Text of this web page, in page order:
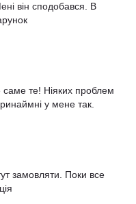
він сподобався. В
саме те! Ніяких проблем
у мене так.
замовляти. Поки все